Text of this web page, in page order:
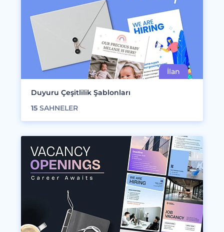
Duyuru Çeşitlilik Şablonları
15 SAHNELER